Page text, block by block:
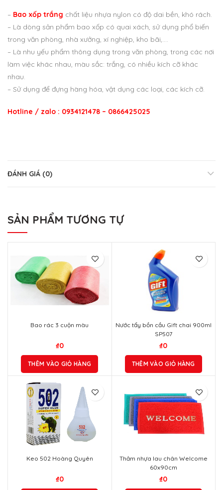
– Bao xốp trắng chất liệu nhựa nylon có độ dai bền, khó rách.
– Là dòng sản phẩm bao xốp có quai xách, sử dụng phổ biến
trong văn phòng, nhà xưởng, xí nghiệp, kho bãi,….
– Là nhu yếu phẩm thông dụng trong văn phòng, trong các nơi
làm việc khác nhau, màu sắc: trắng, có nhiều kích cỡ khác
nhau.
– Sử dụng để đựng hàng hóa, vật dụng các loại, các kích cỡ.
Hotline / zalo : 0934121478 – 0866425025
ĐÁNH GIÁ (0)
SẢN PHẨM TƯƠNG TỰ
Bao rác 3 cuộn màu
₫0
THÊM VÀO GIỎ HÀNG
Nước tẩy bồn cầu Gift chai 900ml
SP507
₫0
THÊM VÀO GIỎ HÀNG
Keo 502 Hoàng Quyên
₫0
Thảm nhựa lau chân Welcome
60x90cm
₫0